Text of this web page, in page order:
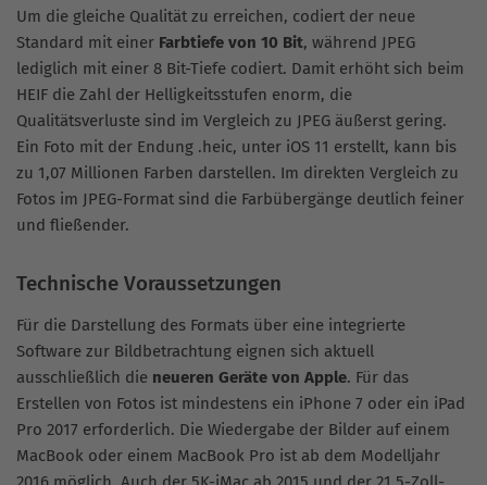
Um die gleiche Qualität zu erreichen, codiert der neue
Standard mit einer Farbtiefe von 10 Bit, während JPEG
lediglich mit einer 8 Bit-Tiefe codiert. Damit erhöht sich beim
HEIF die Zahl der Helligkeitsstufen enorm, die
Qualitätsverluste sind im Vergleich zu JPEG äußerst gering.
Ein Foto mit der Endung .heic, unter iOS 11 erstellt, kann bis
zu 1,07 Millionen Farben darstellen. Im direkten Vergleich zu
Fotos im JPEG-Format sind die Farbübergänge deutlich feiner
und fließender.
Technische Voraussetzungen
Für die Darstellung des Formats über eine integrierte
Software zur Bildbetrachtung eignen sich aktuell
ausschließlich die neueren Geräte von Apple. Für das
Erstellen von Fotos ist mindestens ein iPhone 7 oder ein iPad
Pro 2017 erforderlich. Die Wiedergabe der Bilder auf einem
MacBook oder einem MacBook Pro ist ab dem Modelljahr